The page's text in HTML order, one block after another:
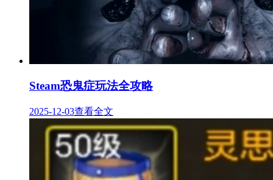
Steam恐鬼症玩法全攻略
2025-12-03查看全文